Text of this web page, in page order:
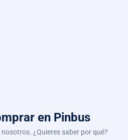
en Pinbus
¿Quieres saber por qué?